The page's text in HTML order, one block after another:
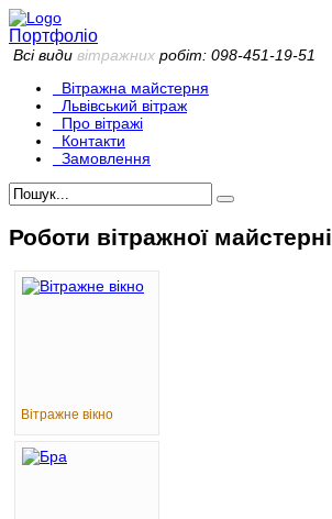
Портфоліо
Всі види вітражних робіт: 098-451-19-51
Вітражна майстерня
Львівський вітраж
Про вітражі
Контакти
Замовлення
Роботи вітражної майстерні
Вітражне вікно